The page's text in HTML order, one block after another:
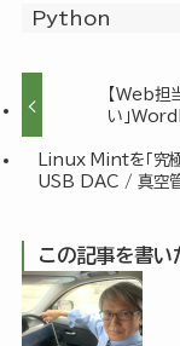
Python
【Web
い」
Linux Mintを「究極
USB DAC / 真空
この記事を書い